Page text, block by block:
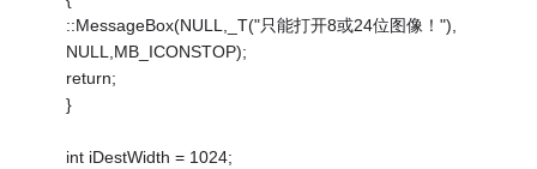
::MessageBox(NULL,_T("只能打开8或24位图像！"),
NULL,MB_ICONSTOP);
return;
}
int iDestWidth = 1024;